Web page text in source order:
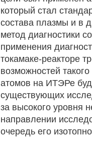
который стал
состава плазмы и в
метод диагностики
применения
токамаке-реакторе
возможностей
атомов на ИТЭРе
существующих
за высокого уровня
направлении
очередь его